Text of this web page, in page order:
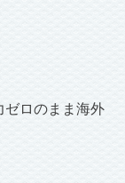
ゼロのまま海外